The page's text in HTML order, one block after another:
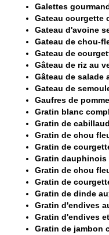
Galettes
Gateau courgette
Gateau d'avoine​​​​
Gateau de chou-
Gateau de
Gâteau de riz au
Gâteau de salade
Gateau de
Gaufres de
Gratin blanc
Gratin de
Gratin de chou
Gratin de
Gratin dauphinois
Gratin de chou
Gratin de
Gratin de dinde
Gratin d'endives
Gratin d'endives
Gratin de jambon